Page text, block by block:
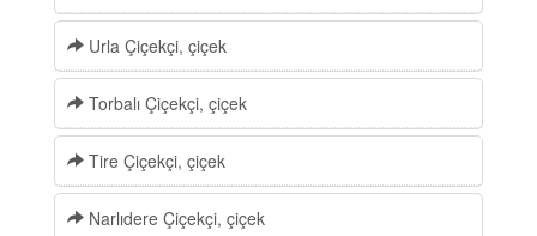
Urla Çiçekçi, çiçek
Torbalı Çiçekçi, çiçek
Tire Çiçekçi, çiçek
Narlıdere Çiçekçi, çiçek